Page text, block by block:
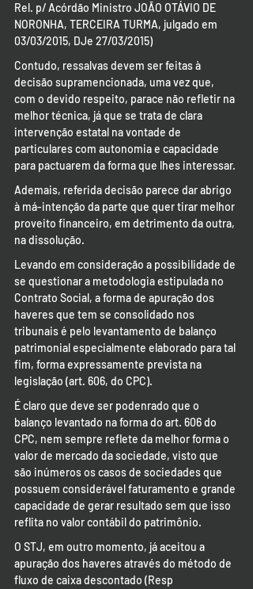
Rel. p/ Acórdão Ministro JOÃO OTÁVIO DE
NORONHA, TERCEIRA TURMA, julgado em
03/03/2015, DJe 27/03/2015)
Contudo, ressalvas devem ser feitas à
decisão supramencionada, uma vez que,
com o devido respeito, parace não refletir na
melhor técnica, já que se trata de clara
intervenção estatal na vontade de
particulares com autonomia e capacidade
para pactuarem da forma que lhes interessar.
Ademais, referida decisão parece dar abrigo
à má-intenção da parte que quer tirar melhor
proveito financeiro, em detrimento da outra,
na dissolução.
Levando em consideração a possibilidade de
se questionar a metodologia estipulada no
Contrato Social, a forma de apuração dos
haveres que tem se consolidado nos
tribunais é pelo levantamento de balanço
patrimonial especialmente elaborado para tal
fim, forma expressamente prevista na
legislação (art. 606, do CPC).
É claro que deve ser podenrado que o
balanço levantado na forma do art. 606 do
CPC, nem sempre reflete da melhor forma o
valor de mercado da sociedade, visto que
são inúmeros os casos de sociedades que
possuem considerável faturamento e grande
capacidade de gerar resultado sem que isso
reflita no valor contábil do patrimônio.
O STJ, em outro momento, já aceitou a
apuração dos haveres através do método de
fluxo de caixa descontado (Resp